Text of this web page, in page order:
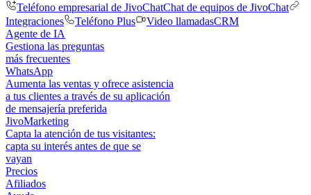
Teléfono empresarial de JivoChatChat de equipos de JivoChat
Integraciones
Teléfono Plus Video llamadasCRM
Agente de IA
Gestiona las preguntas
más frecuentes
WhatsApp
Aumenta las ventas y ofrece asistencia
a tus clientes a través de su aplicación
de mensajería preferida
JivoMarketing
Capta la atención de tus visitantes:
capta su interés antes de que se
vayan
Precios
Afiliados